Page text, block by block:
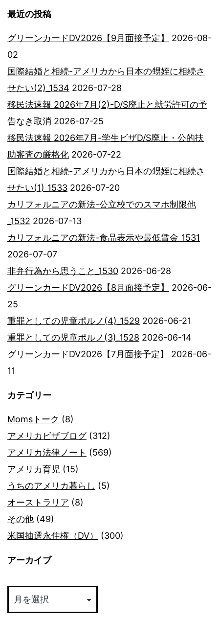
最近の投稿
グリーンカードDV2026【9月面接予定】
2026-08-
02
国際結婚と相続-アメリカから日本の甥姪に相続さ
せたい(2)_1534 2026-07-28
移民法速報 2026年7月(2)-D/S廃止と就労許可の予
告なき取消 2026-07-25
移民法速報 2026年7月-学生ビザD/S廃止・公的扶
助審査の厳格化 2026-07-22
国際結婚と相続-アメリカから日本の甥姪に相続さ
せたい(1)_1533 2026-07-20
カリフォルニアの新法-公立校でのスマホ制限他
_1532 2026-07-13
カリフォルニアの新法-食品表示や最低賃金_1531
2026-07-07
非弁行為から思うこと_1530 2026-06-28
グリーンカードDV2026【8月面接予定】
2026-06-
25
重罪としての児童ポルノ(4)_1529 2026-06-21
重罪としての児童ポルノ(3)_1528 2026-06-14
グリーンカードDV2026【7月面接予定】
2026-06-
11
カテゴリー
Momsトーク (8)
アメリカビザブログ(312)
アメリカ法律ノート (569)
アメリカ育児 (15)
うちのアメリカ暮らし (5)
オーストラリア (8)
その他 (49)
米国抽選永住権（DV）
(300)
アーカイブ
カ